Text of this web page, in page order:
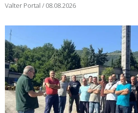
Valter Portal 08.08.2026